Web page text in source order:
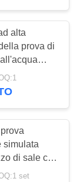
alta
prova di
camera
testa
simulata
di sale con
LCD di PID
set